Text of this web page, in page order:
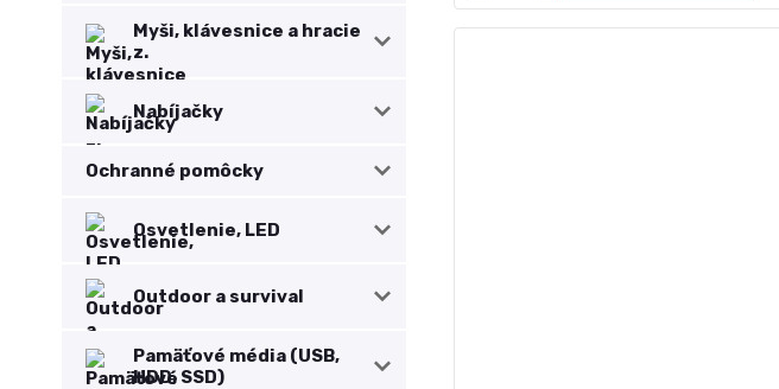
Myši, klávesnice a hracie
z.
Nabíjačky
Ochranné pomôcky
Osvetlenie, LED
Outdoor a survival
Pamäťové média (USB,
HDD, SSD)